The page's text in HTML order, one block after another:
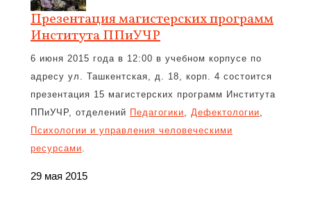
Презентация магистерских программ
Института ППиУЧР
6 июня 2015 года в 12:00 в учебном корпусе по
адресу ул. Ташкентская, д. 18, корп. 4 состоится
презентация 15 магистерских программ Института
ППиУЧР, отделений Педагогики, Дефектологии,
Психологии и управления человеческими
ресурсами.
29 мая 2015